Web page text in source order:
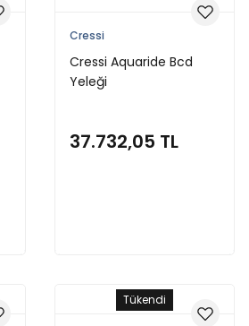
Cressi
Cressi Aquaride Bcd
Yeleği
37.732,05 TL
Tükendi